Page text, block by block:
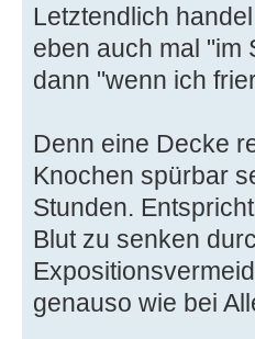
Letztendlich
eben auch mal "im
dann "wenn ich
Denn eine Decke
Knochen spürbar
Stunden.
Blut zu senken
genauso wie bei